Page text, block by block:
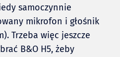
samoczynnie
mikrofon i głośnik
Trzeba więc jeszcze
B&O H5, żeby